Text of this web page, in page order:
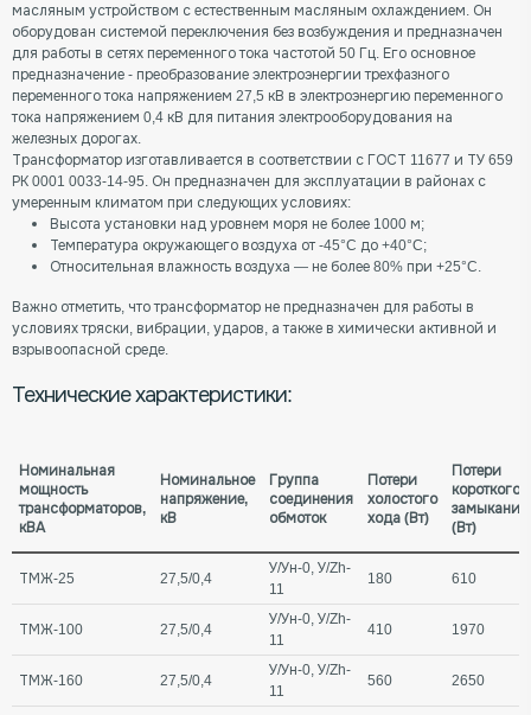
масляным устройством с естественным масляным охлаждением. Он
оборудован системой переключения без возбуждения и предназначен
для работы в сетях переменного тока частотой 50 Гц. Его основное
предназначение - преобразование электроэнергии трехфазного
переменного тока напряжением 27,5 кВ в электроэнергию переменного
тока напряжением 0,4 кВ для питания электрооборудования на
железных дорогах.
Трансформатор изготавливается в соответствии с ГОСТ 11677 и ТУ 659
РК 0001 0033-14-95. Он предназначен для эксплуатации в районах с
умеренным климатом при следующих условиях:
Высота установки над уровнем моря не более 1000 м;
Температура окружающего воздуха от -45°C до +40°C;
Относительная влажность воздуха — не более 80% при +25°C.
Важно отметить, что трансформатор не предназначен для работы в
условиях тряски, вибрации, ударов, а также в химически активной и
взрывоопасной среде.
Технические характеристики:
Номинальная
мощность
трансформаторов,
кВА
Номинальное
напряжение,
кВ
Группа
соединения
обмоток
Потери
холостого
хода (Вт)
Потери
короткого
замыкания
(Вт)
ТМЖ-25 27,5/0,4
У/Ун-0, У/Zh-
11
180 610
ТМЖ-100 27,5/0,4
У/Ун-0, У/Zh-
11
410 1970
ТМЖ-160 27,5/0,4
У/Ун-0, У/Zh-
11
560 2650